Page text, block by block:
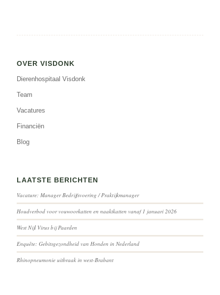
OVER VISDONK
Dierenhospitaal Visdonk
Team
Vacatures
Financiën
Blog
LAATSTE BERICHTEN
Vacature: Manager Bedrijfsvoering / Praktijkmanager
Houdverbod voor vouwoorkatten en naaktkatten vanaf 1 januari 2026
West Nijl Virus bij Paarden
Enquête: Gebitsgezondheid van Honden in Nederland
Rhinopneumonie uitbraak in west-Brabant